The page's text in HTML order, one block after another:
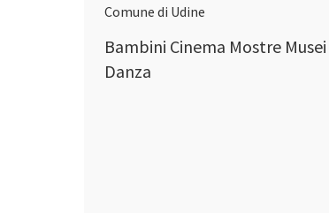
Comune di Udine
Bambini Cinema Mostre
Danza